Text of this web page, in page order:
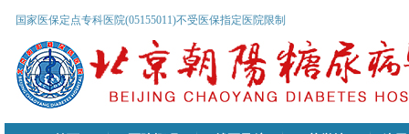
国家医保定点专科医院(05155011)不受医保指定医院限制